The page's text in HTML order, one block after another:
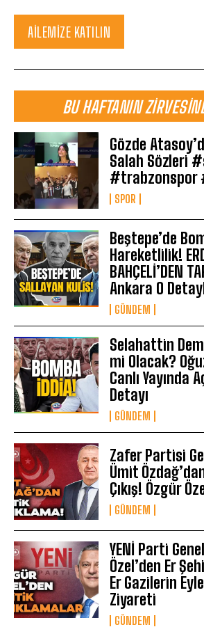
AILEMIZE KATILIN
BU HAFTANIN
Gözde
Salah Sözleri
#trabzonspor
SPOR
Beştepe’de
Hareketlilik!
BAHÇELİ’DEN
Ankara O
GÜNDEM
Selahattin
mi Olacak?
Canlı Yayında
Detayı
GÜNDEM
Zafer Partisi
Ümit
Çıkış! Özgür
GÜNDEM
YENİ Parti
Özel’den Er
Er Gazilerin
Ziyareti
GÜNDEM